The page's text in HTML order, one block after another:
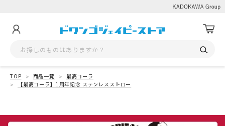
TOP 商品一覧
最高コーラ
【最高コーラ】1周年記念 ステンレスストロー